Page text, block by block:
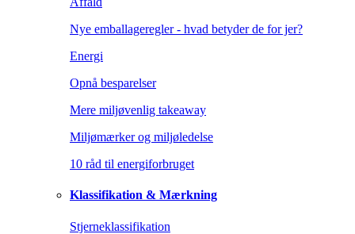
Nye emballageregler - hvad betyder de for jer?
Energi
Opnå besparelser
Mere miljøvenlig takeaway
Miljømærker og miljøledelse
10 råd til energiforbruget
Klassifikation & Mærkning
Stjerneklassifikation